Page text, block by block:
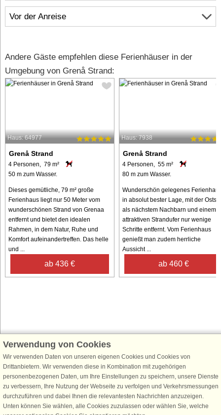
Vor der Anreise
Andere Gäste empfehlen diese Ferienhäuser in der
Umgebung von Grenå Strand:
Haus: 64977
Grenå Strand
4 Personen, 79 m²
50 m zum Wasser.
Dieses gemütliche, 79 m² große
Ferienhaus liegt nur 50 Meter vom
wunderschönen Strand von Grenaa
entfernt und bietet den idealen
Rahmen, in dem Natur, Ruhe und
Komfort aufeinandertreffen. Das helle
und ...
ab 436 €
Haus: 7938
Grenå Strand
4 Personen, 55 m²
80 m zum Wasser.
Wunderschön gelegenes
in absolut bester Lage, mit der
als nächstem Nachbarn und einem
attraktiven Strandufer nur wenige
Schritte entfernt. Vom Ferienhaus
genießt man zudem herrliche
Aussicht ...
ab 460 €
Schließen Sie sich 100.000 Ferienhaus-Fans an
Erhalten Sie einenWillkommensgutschein von 25 € für Ihren nächsten
Ferienhausurlaub - melden Sie sich einfach für den DanCenter Newsletter
an. Verpassen Sie nie wieder exklusive Angebote, Gewinnspiele und
Urlaubstipps!
Verwendung von Cookies
Wir verwenden Daten von unseren eigenen Cookies und Cookies von
Drittanbietern. Wir verwenden diese in Kombination mit zugehörigen
personenbezogenen Daten, um Ihre Einstellungen zu speichern, unsere Dienste
zu verbessern, Ihre Nutzung der Webseite zu verfolgen und Verkehrsmessungen
durchzuführen und dabei Ihnen die relevantesten Nachrichten anzuzeigen.
Unten können Sie wählen, alle Cookies zuzulassen oder wählen Sie, welche